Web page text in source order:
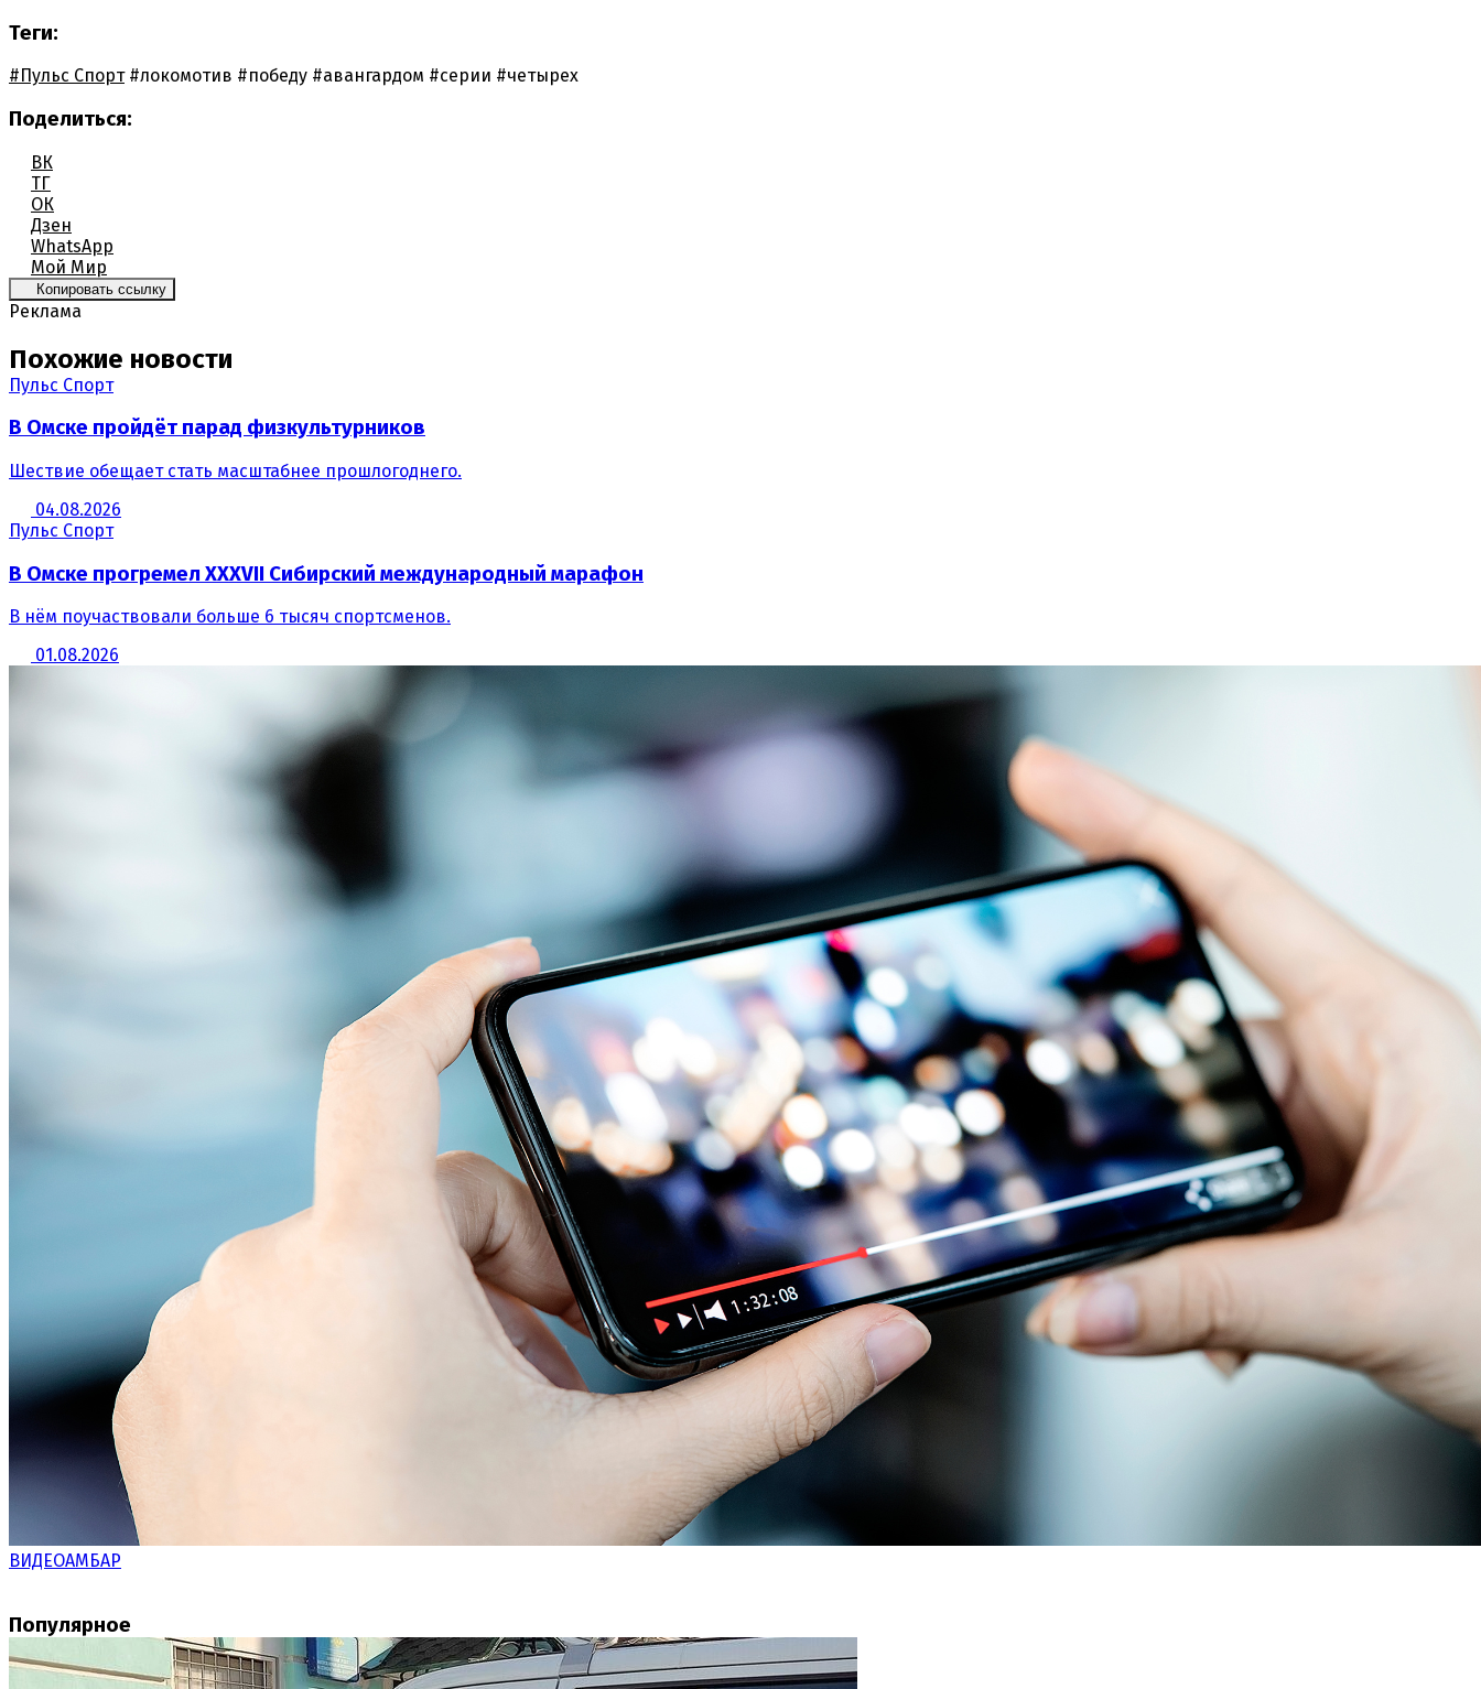
Теги:
#Пульс Спорт #локомотив #победу #авангардом #серии #четырех
Поделиться:
ВК
ТГ
ОК
Дзен
WhatsApp
Мой Мир
Копировать ссылку
Реклама
Похожие новости
Пульс Спорт
В Омске пройдёт парад физкультурников
Шествие обещает стать масштабнее прошлогоднего.
04.08.2026
Пульс Спорт
В Омске прогремел XXXVII Сибирский международный марафон
В нём поучаствовали больше 6 тысяч спортсменов.
01.08.2026
ВИДЕОАМБАР
Популярное